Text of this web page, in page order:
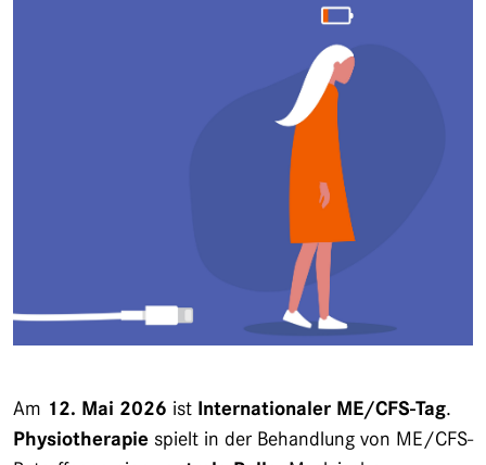
Am 12. Mai 2026 ist Internationaler ME/CFS-Tag.
Physiotherapie spielt in der Behandlung von ME/CFS-